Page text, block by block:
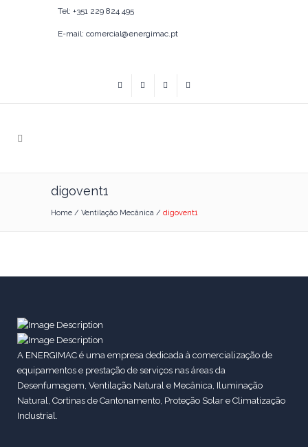
Tel: +351 229 824 495
E-mail: comercial@energimac.pt
digovent1
Home / Ventilação Mecânica / digovent1
A ENERGIMAC é uma empresa dedicada à comercialização de
equipamentos e prestação de serviços nas áreas da
Desenfumagem, Ventilação Natural e Mecânica, Iluminação
Natural, Cortinas de Cantonamento, Proteção Solar e Climatização
Industrial.